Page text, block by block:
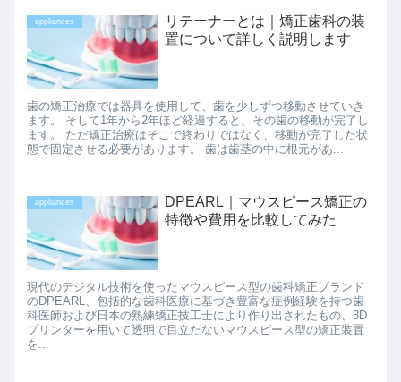
appliances
リテーナーとは｜矯正歯科の装
置について詳しく説明します
歯の矯正治療では器具を使用して、歯を少しずつ移動させていき
ます。 そして1年から2年ほど経過すると、その歯の移動が完了し
ます。 ただ矯正治療はそこで終わりではなく、移動が完了した状
態で固定させる必要があります。 歯は歯茎の中に根元があ...
appliances
DPEARL｜マウスピース矯正の
特徴や費用を比較してみた
現代のデジタル技術を使ったマウスピース型の歯科矯正ブランド
のDPEARL、包括的な歯科医療に基づき豊富な症例経験を持つ歯
科医師および日本の熟練矯正技工士により作り出されたもの、3D
プリンターを用いて透明で目立たないマウスピース型の矯正装置
を...